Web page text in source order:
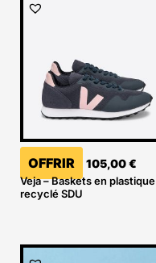
OFFRIR 105,00€
Veja – Baskets en plastique
recyclé SDU